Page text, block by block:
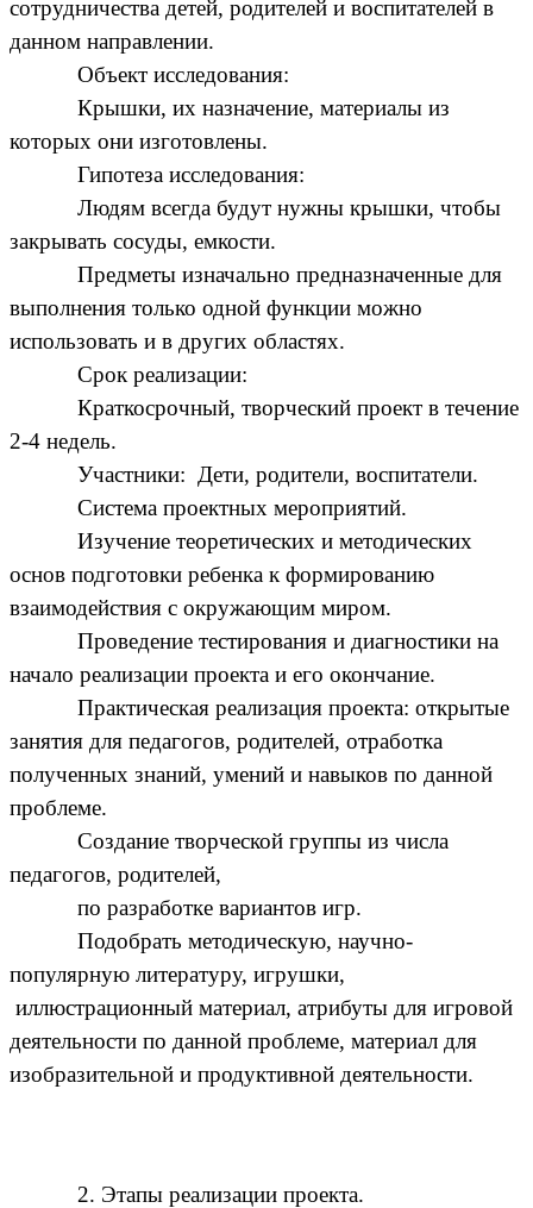
сотрудничества детей, родителей и воспитателей в
данном направлении.
Объект исследования:
Крышки, их назначение, материалы из
которых они изготовлены.
Гипотеза исследования:
Людям всегда будут нужны крышки, чтобы
закрывать сосуды, емкости.
Предметы изначально предназначенные для
выполнения только одной функции можно
использовать и в других областях.
Срок реализации:
Краткосрочный, творческий проект в течение
2-4 недель.
Участники: Дети, родители, воспитатели.
Система проектных мероприятий.
Изучение теоретических и методических
основ подготовки ребенка к формированию
взаимодействия с окружающим миром.
Проведение тестирования и диагностики на
начало реализации проекта и его окончание.
Практическая реализация проекта: открытые
занятия для педагогов, родителей, отработка
полученных знаний, умений и навыков по данной
проблеме.
Создание творческой группы из числа
педагогов, родителей,
по разработке вариантов игр.
Подобрать методическую, научно-
популярную литературу, игрушки,
иллюстрационный материал, атрибуты для игровой
деятельности по данной проблеме, материал для
изобразительной и продуктивной деятельности.
2. Этапы реализации проекта.